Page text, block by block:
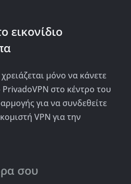
εικονίδιο
μόνο να κάνετε
στο κέντρο του
για να συνδεθείτε
VPN για την
σου